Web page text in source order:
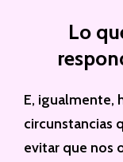
Lo
E, igualmente,
circunstancias
evitar que nos